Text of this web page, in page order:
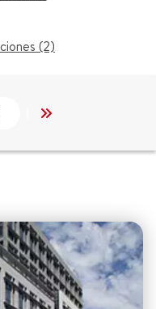
(2)
Trabajo y